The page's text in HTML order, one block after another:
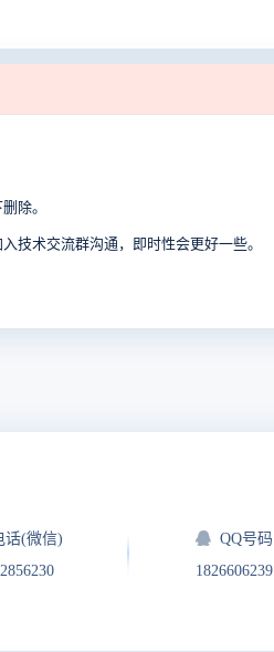
除。
技术交流群沟通，即时性会更好一些。
话(微信)
QQ号码
1826606239